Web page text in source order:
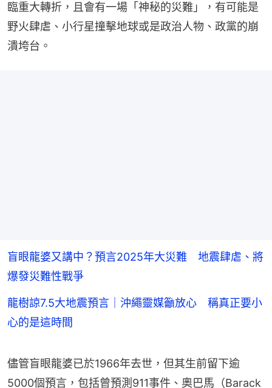
臨重大轉折，且會有一場「神秘的災難」，有可能是
野火肆虐、小行星撞擊地球或是政治人物、政黨的崩
潰垮台。
盲眼龍婆又講中？預言2025年大災難 地震肆虐、將
爆發災難性戰爭
龍樹諒7.5大地震預言｜沖繩靈媒籲放心 稱真正要小
心的是這時間
儘管盲眼龍婆已於1966年去世，但其生前留下逾
5000個預言，包括曾預測911事件、奧巴馬（Barack